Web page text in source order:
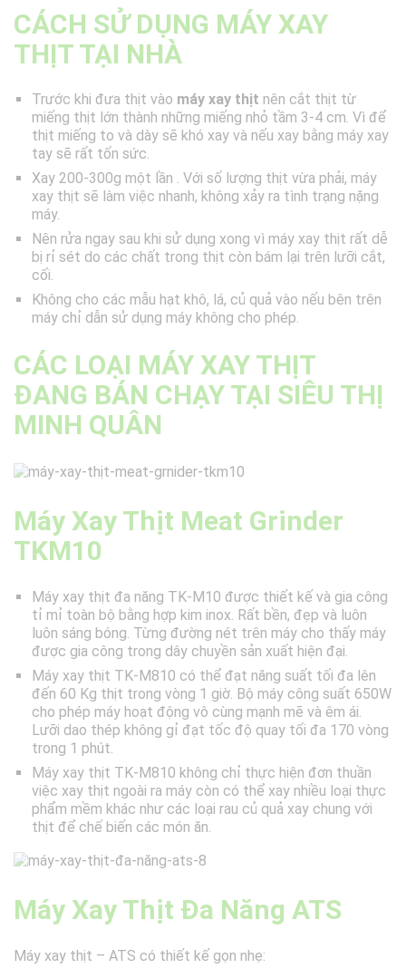
CÁCH SỬ DỤNG MÁY XAY
THỊT TẠI NHÀ
Trước khi đưa thịt vào máy xay thịt nên cắt thịt từ
miếng thịt lớn thành những miếng nhỏ tầm 3-4 cm. Vì để
thịt miếng to và dày sẽ khó xay và nếu xay bằng máy xay
tay sẽ rất tốn sức.
Xay 200-300g một lần . Với số lượng thịt vừa phải, máy
xay thịt sẽ làm việc nhanh, không xảy ra tình trạng nặng
máy.
Nên rửa ngay sau khi sử dụng xong vì máy xay thịt rất dễ
bị rỉ sét do các chất trong thịt còn bám lại trên lưỡi cắt,
cối.
Không cho các mẫu hạt khô, lá, củ quả vào nếu bên trên
máy chỉ dẫn sử dụng máy không cho phép.
CÁC LOẠI MÁY XAY THỊT
ĐANG BÁN CHẠY TẠI SIÊU THỊ
MINH QUÂN
Máy Xay Thịt Meat Grinder
TKM10
Máy xay thịt đa năng TK-M10 được thiết kế và gia công
tỉ mỉ toàn bộ bằng hợp kim inox. Rất bền, đẹp và luôn
luôn sáng bóng. Từng đường nét trên máy cho thấy máy
được gia công trong dây chuyền sản xuất hiện đại.
Máy xay thịt TK-M810 có thể đạt năng suất tối đa lên
đến 60 Kg thịt trong vòng 1 giờ. Bộ máy công suất 650W
cho phép máy hoạt động vô cùng mạnh mẽ và êm ái.
Lưỡi dao thép không gỉ đạt tốc độ quay tối đa 170 vòng
trong 1 phút.
Máy xay thịt TK-M810 không chỉ thực hiện đơn thuần
việc xay thịt ngoài ra máy còn có thể xay nhiều loại thực
phẩm mềm khác như các loại rau củ quả xay chung với
thịt để chế biến các món ăn.
Máy Xay Thịt Đa Năng ATS
Máy xay thịt – ATS có thiết kế gọn nhẹ: